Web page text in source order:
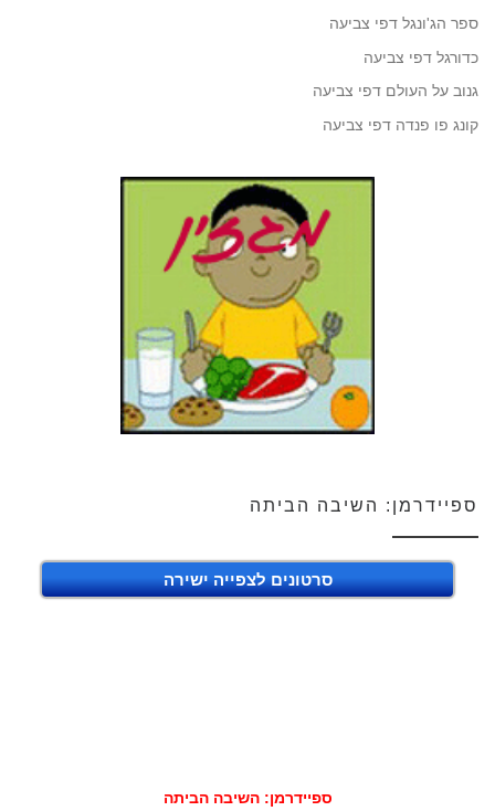
ספר הג'ונגל דפי צביעה
כדורגל דפי צביעה
גנוב על העולם דפי צביעה
קונג פו פנדה דפי צביעה
ספיידרמן: השיבה הביתה
סרטונים לצפייה ישירה
ספיידרמן: השיבה הביתה